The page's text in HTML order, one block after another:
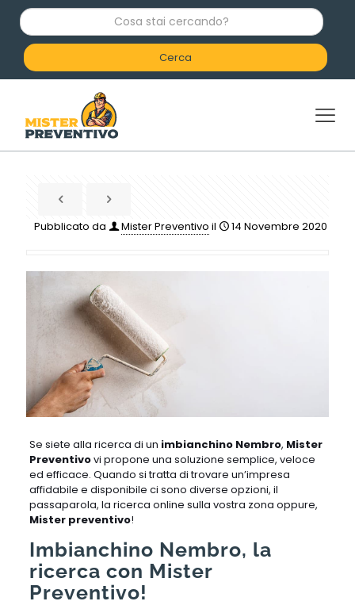
C
o
a
c
e
Pubblicato da Mister Preventivo il 14 Novembre 2020
Se siete alla ricerca di un imbianchino Nembro, Mister
Preventivovi propone una soluzione semplice, veloce
ed efficace. Quando si tratta di trovare un’impresa
affidabile e disponibile ci sono diverse opzioni, il
passaparola, la ricerca online sulla vostra zona oppure,
Mister preventivo!
Imbianchino Nembro, la
ricerca con Mister
Preventivo!